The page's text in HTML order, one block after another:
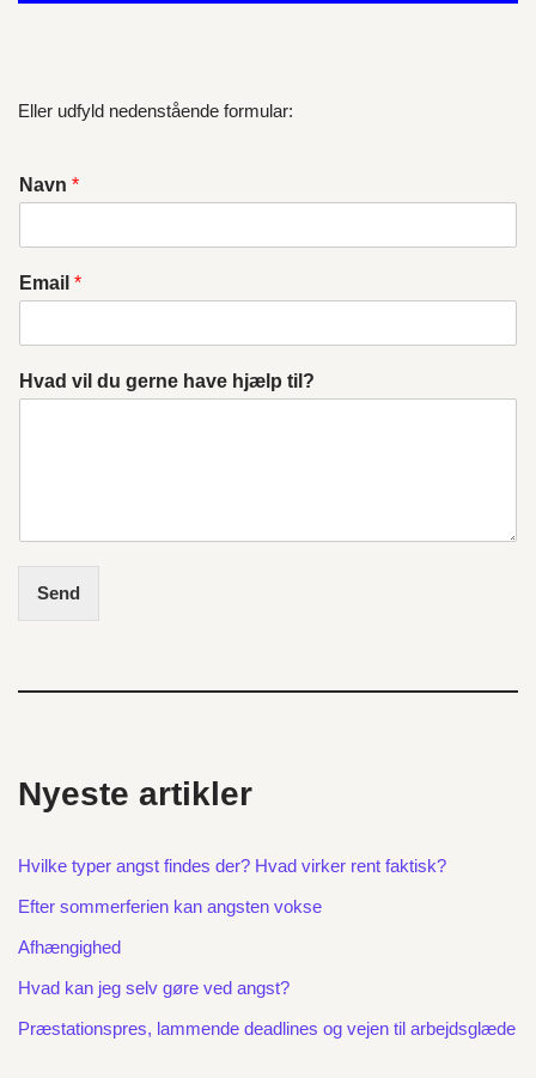
Eller udfyld nedenstående formular:
Navn *
Email *
Hvad vil du gerne have hjælp til?
Send
Nyeste artikler
Hvilke typer angst findes der? Hvad virker rent faktisk?
Efter sommerferien kan angsten vokse
Afhængighed
Hvad kan jeg selv gøre ved angst?
Præstationspres, lammende deadlines og vejen til arbejdsglæde